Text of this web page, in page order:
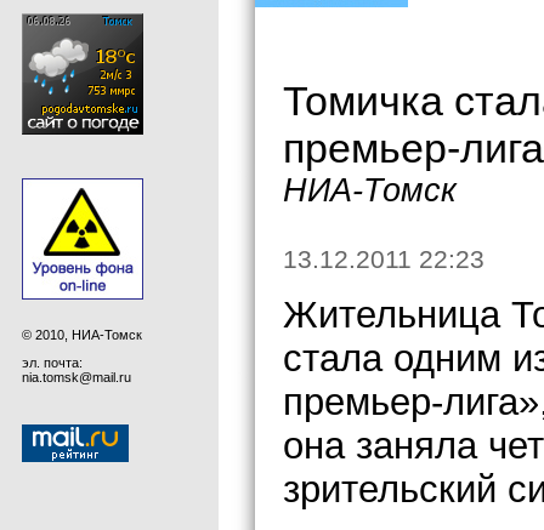
© 2010, НИА-Томск
эл. почта:
nia.tomsk@mail.ru
Томичка
премьер-
НИА-Томск
13.12.2011 22:23
Жительница
стала одним
премьер-
она заняла
зрительский